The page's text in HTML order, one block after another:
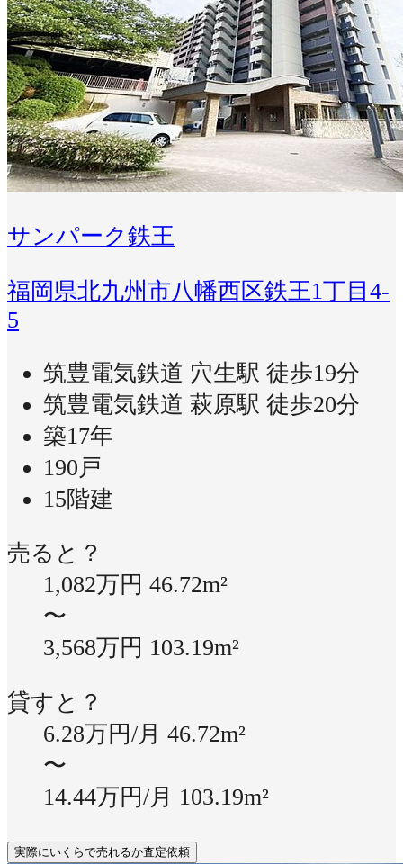
サンパーク鉄王
福岡県北九州市八幡西区鉄王1丁目4-
5
筑豊電気鉄道 穴生駅 徒歩19分
筑豊電気鉄道 萩原駅 徒歩20分
築17年
190戸
15階建
売ると？
1,082万円 46.72m²
〜
3,568万円 103.19m²
貸すと？
6.28万円/月 46.72m²
〜
14.44万円/月 103.19m²
実際にいくらで売れるか査定依頼